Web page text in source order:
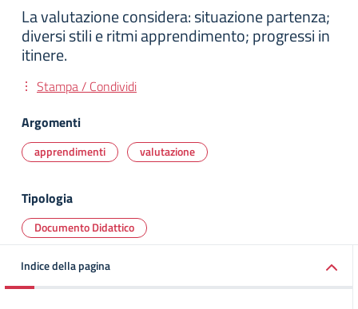
La valutazione considera: situazione partenza;
diversi stili e ritmi apprendimento; progressi in
itinere.
Stampa / Condividi
Argomenti
apprendimenti valutazione
Tipologia
Documento Didattico
Indice della pagina